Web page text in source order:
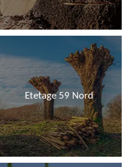
Etetage 59 Nord